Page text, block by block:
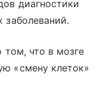
диагностики
заболеваний.
том, что в мозге
«смену клеток»